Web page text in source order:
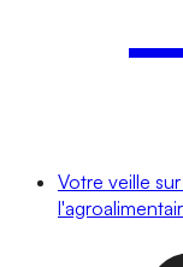
Votre veille